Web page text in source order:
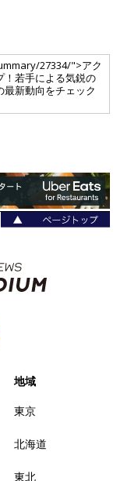
27334/">アク
！若手による気鋭の
新動向をチェック
地域
東京
北海道
東北